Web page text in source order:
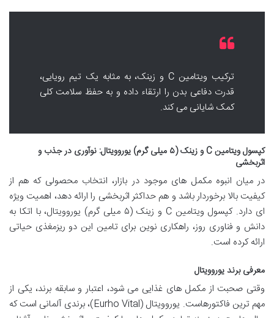
ترکیب ویتامین C و زینک، به مثابه یک تیم رویایی،
قدرت دفاعی بدن را ارتقاء داده و به حفظ سلامت کلی
کمک شایانی می کند.
کپسول ویتامین C و زینک (۵ میلی گرم) یوروویتال: نوآوری در جذب و
اثربخشی
در میان انبوه مکمل های موجود در بازار، انتخاب محصولی که هم از
کیفیت بالا برخوردار باشد و هم حداکثر اثربخشی را ارائه دهد، اهمیت ویژه
ای دارد. کپسول ویتامین C و زینک (۵ میلی گرم) یوروویتال، با اتکا به
دانش و فناوری روز، راهکاری نوین برای تامین این دو ریزمغذی حیاتی
ارائه کرده است.
معرفی برند یوروویتال
وقتی صحبت از مکمل های غذایی می شود، اعتبار و سابقه برند، یکی از
مهم ترین فاکتورهاست. یوروویتال (Eurho Vital)، برندی آلمانی است که